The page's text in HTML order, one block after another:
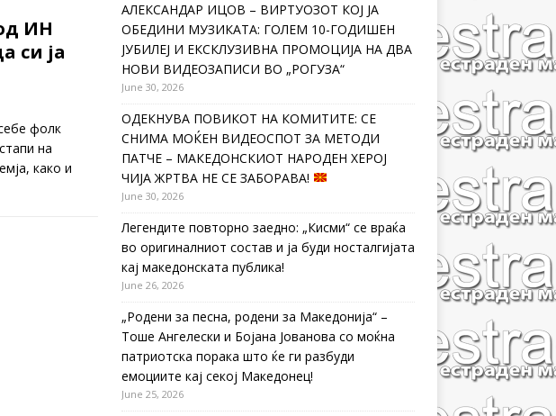
ИН
си ја
фолк
на
како и
АЛЕКСАНДАР ИЦОВ – ВИРТУОЗОТ КОЈ ЈА
ОБЕДИНИ МУЗИКАТА: ГОЛЕМ 10-ГОДИШЕН
ЈУБИЛЕЈ И ЕКСКЛУЗИВНА ПРОМОЦИЈА НА ДВА
НОВИ ВИДЕОЗАПИСИ ВО „РОГУЗА“
June 30, 2026
ОДЕКНУВА ПОВИКОТ НА КОМИТИТЕ: СЕ
СНИМА МОЌЕН ВИДЕОСПОТ ЗА МЕТОДИ
ПАТЧЕ – МАКЕДОНСКИОТ НАРОДЕН ХЕРОЈ
ЧИЈА ЖРТВА НЕ СЕ ЗАБОРАВА!
June 30, 2026
Легендите повторно заедно: „Кисми“ се враќа
во оригиналниот состав и ја буди носталгијата
кај македонската публика!
June 26, 2026
„Родени за песна, родени за Македонија“ –
Тоше Ангелески и Бојана Јованова со моќна
патриотска порака што ќе ги разбуди
емоциите кај секој Македонец!
June 25, 2026